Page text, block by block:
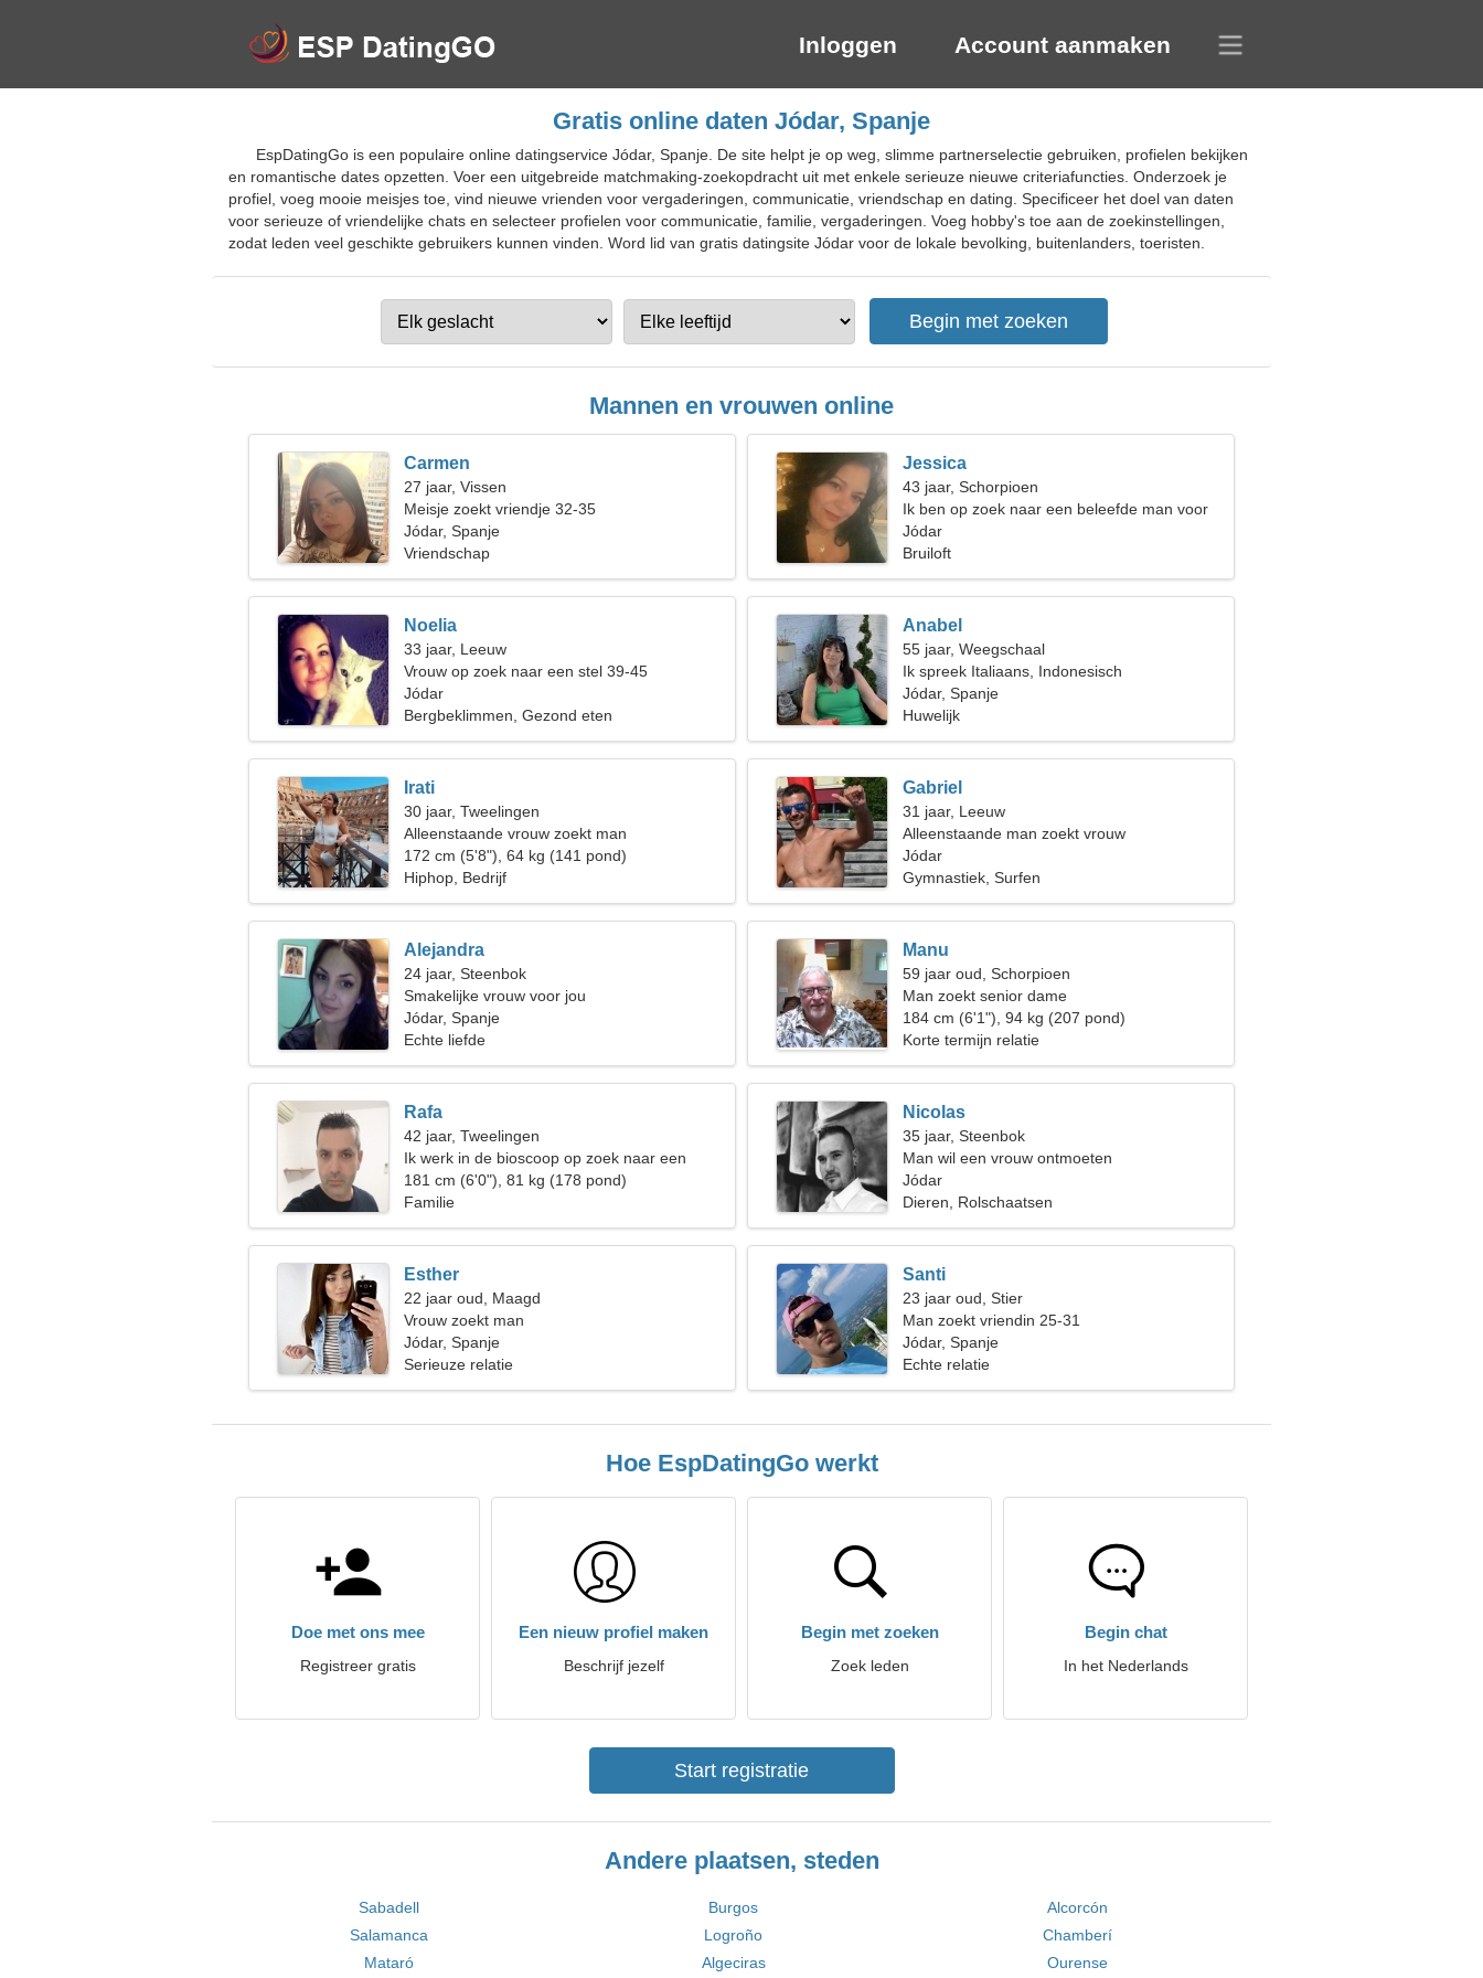
Inloggen Account aanmaken
Gratis online daten Jódar, Spanje
EspDatingGo is een populaire online datingservice Jódar, Spanje. De site helpt je op weg, slimme partnerselectie gebruiken, profielen bekijken
en romantische dates opzetten. Voer een uitgebreide matchmaking-zoekopdracht uit met enkele serieuze nieuwe criteriafuncties. Onderzoek je
profiel, voeg mooie meisjes toe, vind nieuwe vrienden voor vergaderingen, communicatie, vriendschap en dating. Specificeer het doel van daten
voor serieuze of vriendelijke chats en selecteer profielen voor communicatie, familie, vergaderingen. Voeg hobby's toe aan de zoekinstellingen,
zodat leden veel geschikte gebruikers kunnen vinden. Word lid van gratis datingsite Jódar voor de lokale bevolking, buitenlanders, toeristen.
Mannen en vrouwen online
Carmen
27 jaar, Vissen
Meisje zoekt vriendje 32-35
Jódar, Spanje
Vriendschap
Jessica
43 jaar, Schorpioen
Ik ben op zoek naar een beleefde man voor
een gezin
Jódar
Bruiloft
Noelia
33 jaar, Leeuw
Vrouw op zoek naar een stel 39-45
Jódar
Bergbeklimmen, Gezond eten
Anabel
55 jaar, Weegschaal
Ik spreek Italiaans, Indonesisch
Jódar, Spanje
Huwelijk
Irati
30 jaar, Tweelingen
Alleenstaande vrouw zoekt man
172 cm (5'8"), 64 kg (141 pond)
Hiphop, Bedrijf
Gabriel
31 jaar, Leeuw
Alleenstaande man zoekt vrouw
Jódar
Gymnastiek, Surfen
Alejandra
24 jaar, Steenbok
Smakelijke vrouw voor jou
Jódar, Spanje
Echte liefde
Manu
59 jaar oud, Schorpioen
Man zoekt senior dame
184 cm (6'1"), 94 kg (207 pond)
Korte termijn relatie
Rafa
42 jaar, Tweelingen
Ik werk in de bioscoop op zoek naar een
aantrekkelijke vrouw
181 cm (6'0"), 81 kg (178 pond)
Familie
Nicolas
35 jaar, Steenbok
Man wil een vrouw ontmoeten
Jódar
Dieren, Rolschaatsen
Esther
22 jaar oud, Maagd
Vrouw zoekt man
Jódar, Spanje
Serieuze relatie
Santi
23 jaar oud, Stier
Man zoekt vriendin 25-31
Jódar, Spanje
Echte relatie
Hoe EspDatingGo werkt
Doe met ons mee
Registreer gratis
Een nieuw profiel maken
Beschrijf jezelf
Begin met zoeken
Zoek leden
Begin chat
In het Nederlands
Start registratie
Andere plaatsen, steden
Sabadell Burgos
Alcorcón
Salamanca
Logroño
Chamberí
Mataró
Algeciras Ourense